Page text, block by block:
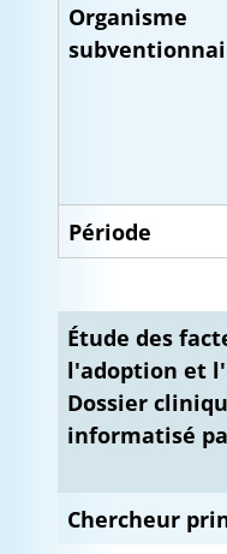
Organisme
Période
Étude des
l'adoption et
Dossier
informatisé
Chercheur